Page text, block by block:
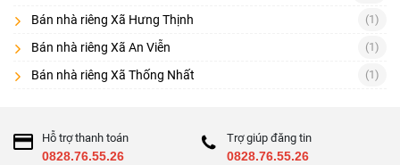
Tình trạng thế chấp/giải chấp
Hàng xóm, an ninh, ngập nước
Điều khoản cọc: thời gian công chứng, phạt cọc, hoàn cọc.
Nai ] • [Bán nhà mặt phố Đồng Nai ]
Bán nhà riêng Xã Hưng Thịnh (1)
Bán nhà riêng Xã An Viễn (1)
Bán nhà riêng Xã Thống Nhất (1)
Hỗ trợ thanh toán
0828.76.55.26
Trợ giúp đăng tin
0828.76.55.26